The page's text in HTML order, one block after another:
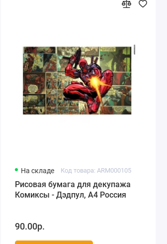
На складе Код товара: ARM000105
Рисовая бумага для декупажа
Комиксы - Дэдпул, А4 Россия
90.00р.